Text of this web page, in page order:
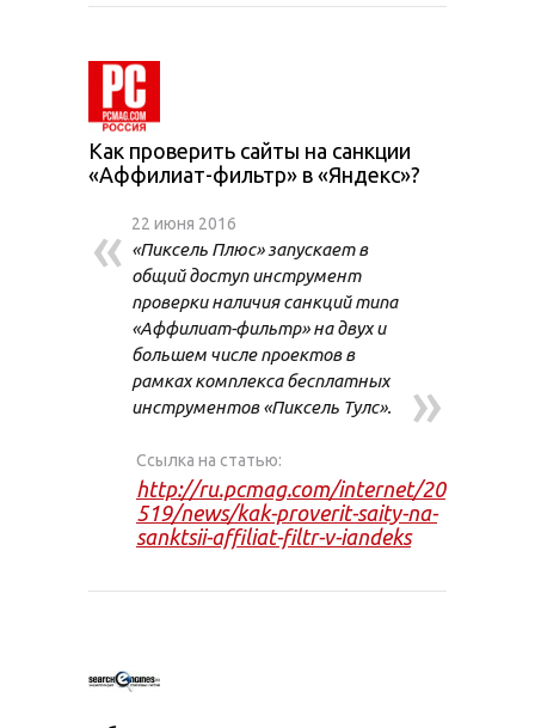
Как проверить сайты на санкции
«Аффилиат-фильтр» в «Яндекс»?
« 22 июня 2016
«Пиксель Плюс» запускает в
общий доступ инструмент
проверки наличия санкций типа
«Аффилиат-фильтр» на двух и
большем числе проектов в
рамках комплекса бесплатных
инструментов «Пиксель Тулс».
»
Ссылка на статью:
http://ru.pcmag.com/internet/20
519/news/kak-proverit-saity-na-
sanktsii-affiliat-filtr-v-iandeks